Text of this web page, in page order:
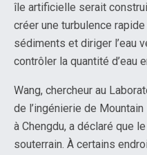
île artificielle serait
créer une turbulence
sédiments et diriger l’eau
contrôler la quantité d’eau
Wang, chercheur au
de l’ingénierie de Mountain
à Chengdu, a déclaré que
souterrain. À certains